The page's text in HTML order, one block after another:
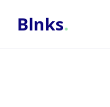
Blnks.